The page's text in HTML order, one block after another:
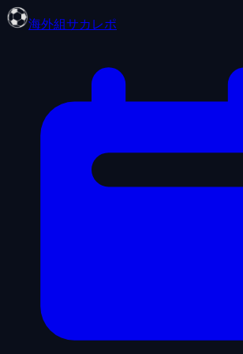
海外組サカレポ